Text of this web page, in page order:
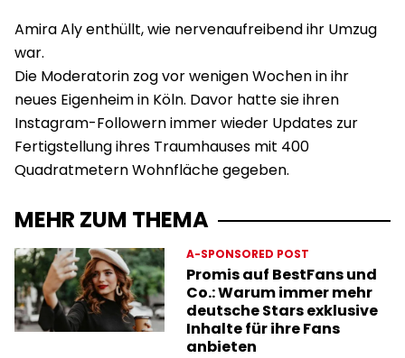
Amira Aly enthüllt, wie nervenaufreibend ihr Umzug
war.
Die Moderatorin zog vor wenigen Wochen in ihr
neues Eigenheim in Köln. Davor hatte sie ihren
Instagram-Followern immer wieder Updates zur
Fertigstellung ihres Traumhauses mit 400
Quadratmetern Wohnfläche gegeben.
MEHR ZUM THEMA
A-SPONSORED POST
Promis auf BestFans und
Co.: Warum immer mehr
deutsche Stars exklusive
Inhalte für ihre Fans
anbieten